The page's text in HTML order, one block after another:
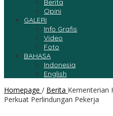
Berita
Opini
GALERI
Info Grafis
Video
Foto
BAHASA
Indonesia
English
Homepage / Berita Kementerian
Perkuat Perlindungan Pekerja